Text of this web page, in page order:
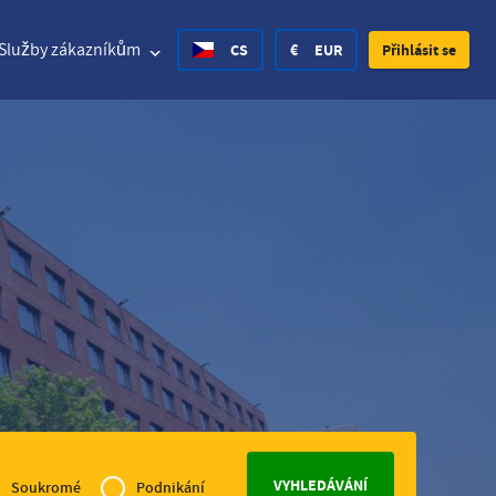
Služby zákazníkům CS
Spanish
Croatian
Finnish
€ EUR
States Dollar
Krone
Krone zł Poland Zloty
Krona CHF Switzerland Franc
Přihlásit se
Soukromé Podnikání